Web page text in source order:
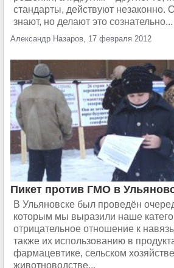
стандарты, действуют незаконно.
знают, но делают это сознательно...
Александр Назаров, 17 февраля 2012
Пикет против ГМО в
В Ульяновске был проведён
которым мы выразили наше
отрицательное отношение к
также их использованию в
фармацевтике, сельском
животноводстве...